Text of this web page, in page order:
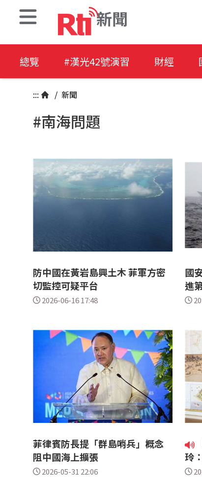
新聞
總覽 #漢光42號演習 財經
::: / 新聞
#南海問題
防中國在黃岩島興土木 菲軍方密
切監控可疑平台
2026-06-16 17:48
國
進
菲律賓防長提「群島哨兵」概念
阻中國海上擴張
2026-05-31 22:06
玲